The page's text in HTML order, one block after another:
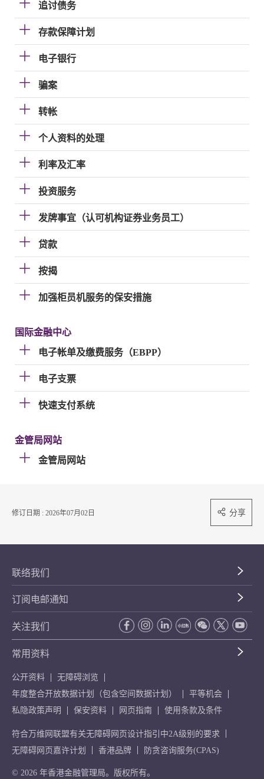
追讨债务
存款保障计划
电子银行
骗案
转帐
个人资料的处理
利率及汇率
投资服务
发牌事宜（认可机构证券业务员工）
贷款
按揭
加强柜员机服务的保安措施
国际金融中心
电子帐单及缴费服务（EBPP）
电子支票
快速支付系统
金管局网站
金管局网站
修订日期 : 2026年07月02日 分享
联络我们
订阅电邮通知
关注我们
常用资料
公开资料
无障碍浏览
年度整合开放数据计划（包含空间数据计划）
平等机会
私隐政策声明
保安资料 网页指南 使用条款及条件
符合万维网联盟有关无障碍网页设计指引中2A级别的要求
无障碍网页嘉许计划
香港品牌 防贪咨询服务(CPAS)
© 2026 年香港金融管理局。版权所有。